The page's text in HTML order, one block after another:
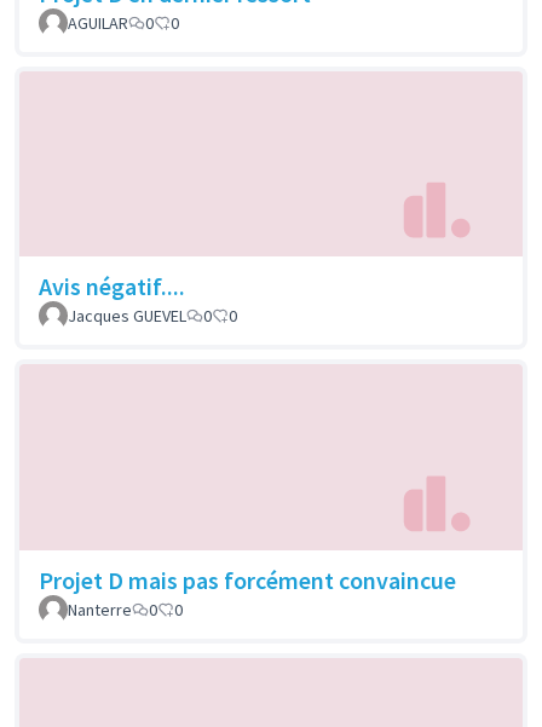
AGUILAR 0 0
Avis négatif....
Jacques GUEVEL 0 0
Projet D mais pas forcément convaincue
Nanterre 0 0